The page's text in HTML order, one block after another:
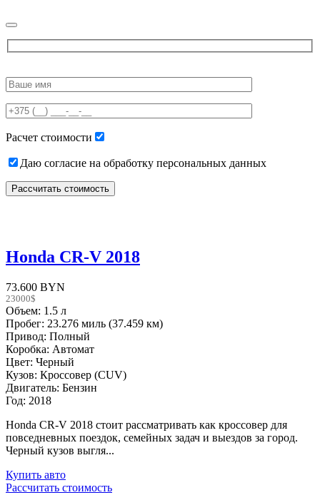
leave
field
empty.
Расчет стоимости
Даю согласие на обработку персональных данных
Honda CR-V 2018
73.600 BYN
23000$
Объем: 1.5 л
Пробег: 23.276 миль (37.459 км)
Привод: Полный
Коробка: Автомат
Цвет: Черный
Кузов: Кроссовер (CUV)
Двигатель: Бензин
Год: 2018
Honda CR-V 2018 стоит рассматривать как кроссовер для
повседневных поездок, семейных задач и выездов за город.
Черный кузов выгля...
Купить авто
Рассчитать стоимость